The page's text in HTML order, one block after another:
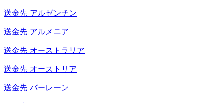
送金先 アルゼンチン
送金先 アルメニア
送金先 オーストラリア
送金先 オーストリア
送金先 バーレーン